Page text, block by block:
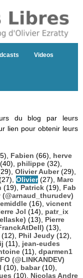
Videos
du blog par leurs
lien pour obtenir leurs
Fabien (66), herve
(40), philippe (32),
Olivier Auber(29),
Olivier (27), Marc
(19), Patrick (19), Fab
(16), vicnent
Jol (14), patr_ix
(13), Pierre
(13),
(12), Phil Jeudy (12),
(11), jean-eudes
(11), dparmen1
(@LINKANDEV)
(10), babar(10),
(10), Nicolas Andre